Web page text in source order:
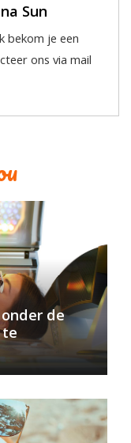
Sun
bekom je een
ons via mail
de